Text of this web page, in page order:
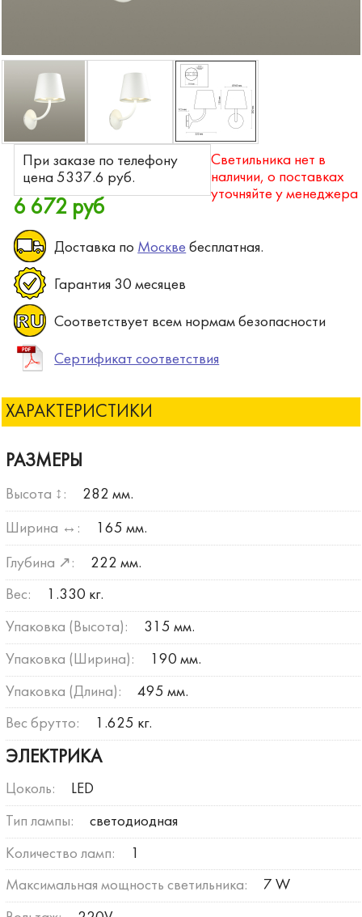
При заказе по телефону
цена 5337.6 pyб.
6 672 руб
Светильника нет в
наличии, о поставках
уточняйте у менеджера
Доставка по Москве бесплатная.
Гарантия 30 месяцев
Соответствует всем нормам безопасности
Сертификат соответствия
ХАРАКТЕРИСТИКИ
РАЗМЕРЫ
Высота ↕: 282 мм.
Ширина ↔: 165 мм.
Глубина ↗: 222 мм.
Вес: 1.330 кг.
Упаковка (Высота): 315 мм.
Упаковка (Ширина): 190 мм.
Упаковка (Длина): 495 мм.
Вес брутто: 1.625 кг.
ЭЛЕКТРИКА
Цоколь: LED
Тип лампы: светодиодная
Количество ламп: 1
Максимальная мощность светильника: 7 W